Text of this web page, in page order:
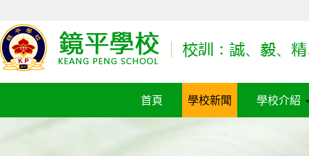
首頁 學校新聞 學校介紹